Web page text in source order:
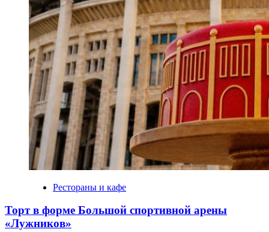
Рестораны и кафе
Торт в форме Большой спортивной арены
«Лужников»